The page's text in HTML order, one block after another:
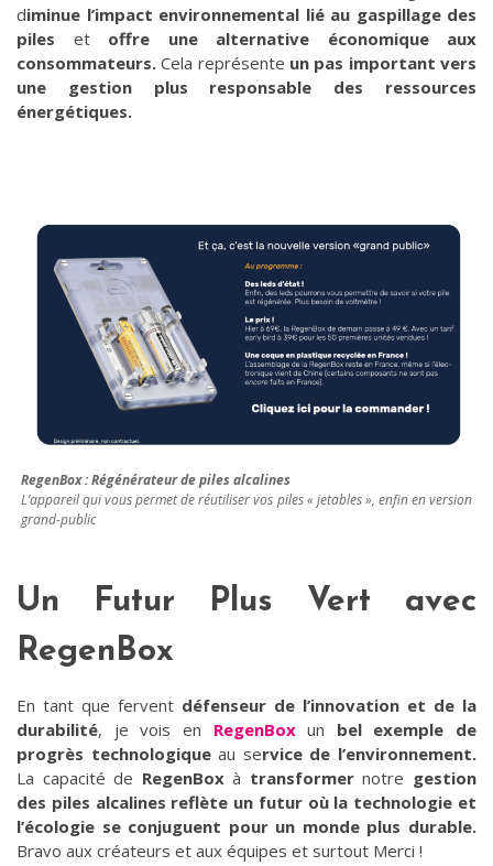
diminue l’impact environnemental lié au gaspillage des
piles et offre une alternative économique aux
consommateurs. Cela représente un pas important vers
une gestion plus responsable des ressources
énergétiques.
RegenBox : Régénérateur de piles alcalines
L’appareil qui vous permet de réutiliser vos piles « jetables », enfin en version
grand-public
Un Futur Plus Vert avec
RegenBox
En tant que fervent défenseur de l’innovation et de la
durabilité, je vois en RegenBoxun bel exemple de
progrès technologiqueau service de l’environnement.
La capacité de RegenBoxà transformernotre gestion
des piles alcalines reflète un futur où la technologie et
l’écologie se conjuguent pour un monde plus durable.
Bravo aux créateurs et aux équipes et surtout Merci !